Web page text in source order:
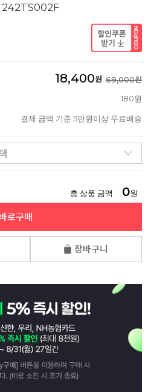
242TS002F
18,400원 69,000원
180원
결제 금액 기준 5만원이상 무료배송
총 상품 금액 0원
바로구매
장바구니